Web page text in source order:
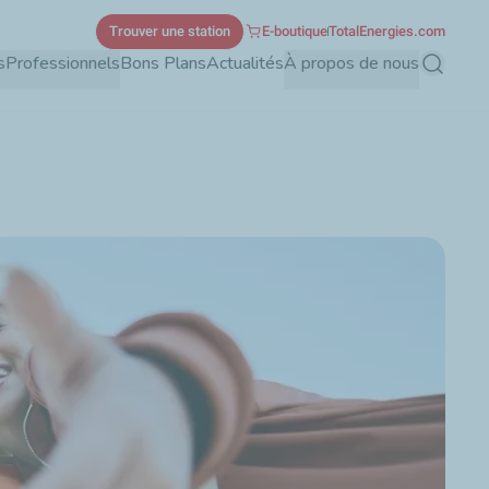
ProfessionnelsBons PlansActualitésÀ propos de nous
Trouver une station E-boutiqueTotalEnergies.com